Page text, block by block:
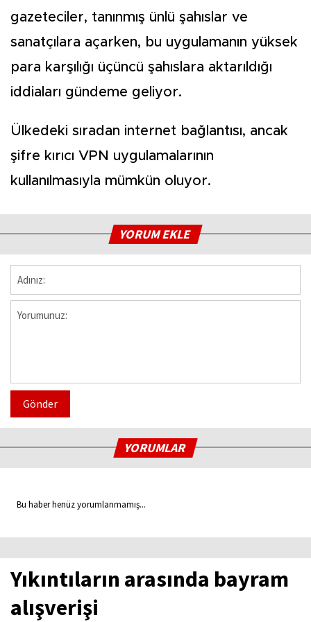
gazeteciler, tanınmış ünlü şahıslar ve
sanatçılara açarken, bu uygulamanın yüksek
para karşılığı üçüncü şahıslara aktarıldığı
iddiaları gündeme geliyor.
Ülkedeki sıradan internet bağlantısı, ancak
şifre kırıcı VPN uygulamalarının
kullanılmasıyla mümkün oluyor.
YORUM EKLE
Gönder
YORUMLAR
Bu haber henüz yorumlanmamış...
Yıkıntıların arasında bayram
alışverişi